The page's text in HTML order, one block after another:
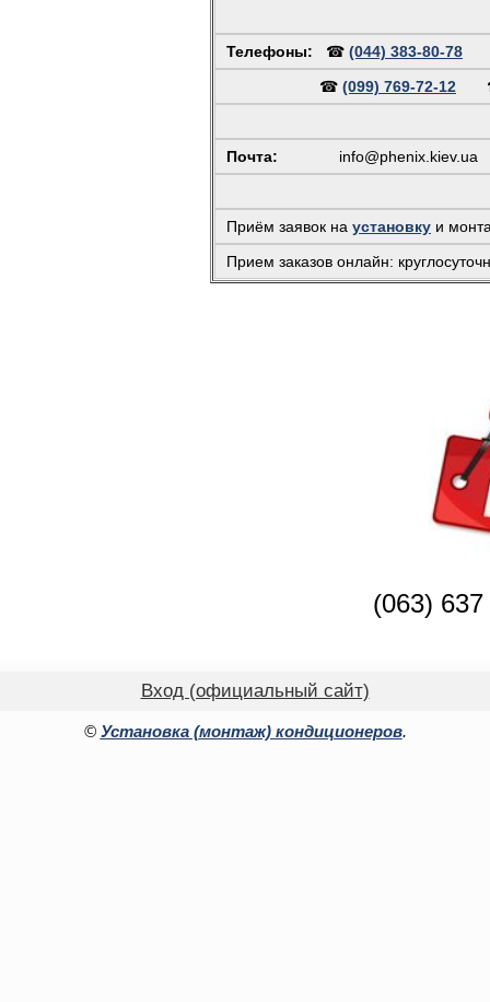
Телефоны: ☎ (044) 383-80-78
☎ (099) 769-72-12
Почта: info@phenix.kiev.ua
Приём заявок на установку и
Прием заказов онлайн:
(063)
Вход (официальный сайт)
© Установка (монтаж) кондиционеров.